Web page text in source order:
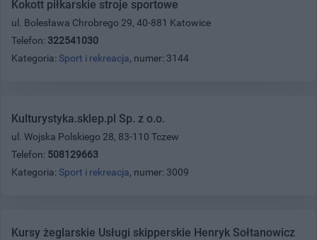
Kokott piłkarskie stroje sportowe
ul. Bolesława Chrobrego 29, 40-881 Katowice
Telefon: 322541030
Kategoria: Sport i rekreacja, numer: 3144
Kulturystyka.sklep.pl Sp. z o.o.
ul. Wojska Polskiego 28, 83-110 Tczew
Telefon: 508129663
Kategoria: Sport i rekreacja, numer: 3009
Kursy żeglarskie Usługi skipperskie Henryk Sołtanowicz